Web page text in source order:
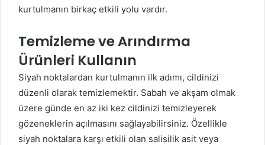
kurtulmanın birkaç etkili yolu vardır.
Temizleme ve Arındırma
Ürünleri Kullanın
Siyah noktalardan kurtulmanın ilk adımı, cildinizi
düzenli olarak temizlemektir. Sabah ve akşam olmak
üzere günde en az iki kez cildinizi temizleyerek
gözeneklerin açılmasını sağlayabilirsiniz. Özellikle
siyah noktalara karşı etkili olan salisilik asit veya